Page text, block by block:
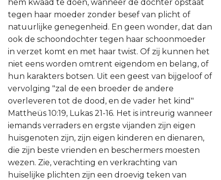
hem kwaad te doen, wanneer de dochter opstaat
tegen haar moeder zonder besef van plicht of
natuurlijke genegenheid. En geen wonder, dat dan
ook de schoondochter tegen haar schoonmoeder
in verzet komt en met haar twist. Of zij kunnen het
niet eens worden omtrent eigendom en belang, of
hun karakters botsen. Uit een geest van bijgeloof of
vervolging "zal de een broeder de andere
overleveren tot de dood, en de vader het kind"
Mattheüs 10:19, Lukas 21-16. Het is intreurig wanneer
iemands verraders en ergste vijanden zijn eigen
huisgenoten zijn, zijn eigen kinderen en dienaren,
die zijn beste vrienden en beschermers moesten
wezen. Zie, verachting en verkrachting van
huiselijke plichten zijn een droevig teken van